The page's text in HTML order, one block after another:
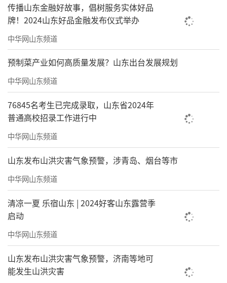
传播山东金融好故事，倡树服务实体好品
牌！2024山东好品金融发布仪式举办
中华网山东频道
预制菜产业如何高质量发展？山东出台发展规划
中华网山东频道
76845名考生已完成录取，山东省2024年
普通高校招录工作进行中
中华网山东频道
山东发布山洪灾害气象预警，涉青岛、烟台等市
中华网山东频道
清凉一夏 乐宿山东 | 2024好客山东露营季
启动
中华网山东频道
山东发布山洪灾害气象预警，济南等地可
能发生山洪灾害